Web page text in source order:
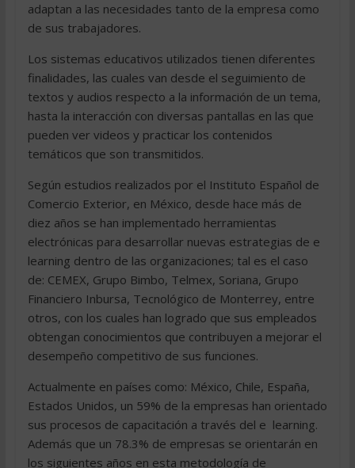
adaptan a las necesidades tanto de la empresa como
de sus trabajadores.
Los sistemas educativos utilizados tienen diferentes
finalidades, las cuales van desde el seguimiento de
textos y audios respecto a la información de un tema,
hasta la interacción con diversas pantallas en las que
pueden ver videos y practicar los contenidos
temáticos que son transmitidos.
Según estudios realizados por el Instituto Español de
Comercio Exterior, en México, desde hace más de
diez años se han implementado herramientas
electrónicas para desarrollar nuevas estrategias de e 
learning dentro de las organizaciones; tal es el caso
de: CEMEX, Grupo Bimbo, Telmex, Soriana, Grupo
Financiero Inbursa, Tecnológico de Monterrey, entre
otros, con los cuales han logrado que sus empleados
obtengan conocimientos que contribuyen a mejorar el
desempeño competitivo de sus funciones.
Actualmente en países como: México, Chile, España,
Estados Unidos, un 59% de la empresas han orientado
sus procesos de capacitación a través del e  learning.
Además que un 78.3% de empresas se orientarán en
los siguientes años en esta metodología de